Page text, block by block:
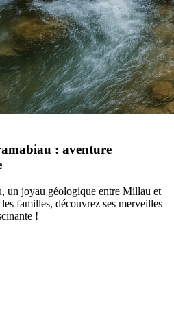
: aventure
un joyau géologique entre Millau et
familles, découvrez ses merveilles
!